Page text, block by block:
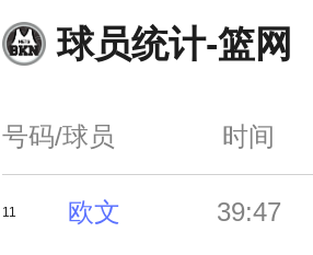
球员统计-篮网
号码/球员
11 欧文
时间
39:47